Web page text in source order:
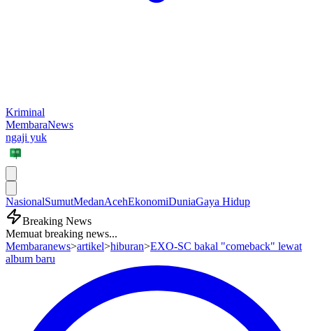
Kriminal
MembaraNews
ngaji yuk
NasionalSumutMedanAcehEkonomiDuniaGaya Hidup
Breaking News
Memuat breaking news...
Membaranews>artikel>hiburan>EXO-SC bakal "comeback" lewat
album baru